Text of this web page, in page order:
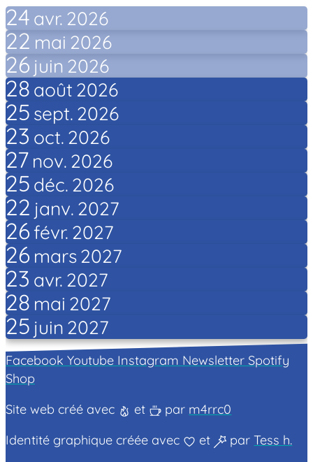
24 avr. 2026
22 mai 2026
26 juin 2026
28 août 2026
25 sept. 2026
23 oct. 2026
27 nov. 2026
25 déc. 2026
22 janv. 2027
26févr. 2027
26 mars2027
23 avr. 2027
28 mai 2027
25 juin 2027
Facebook Youtube Instagram Newsletter Spotify
Shop
Site web créé avec
et par m4rrc0
Identité graphique créée avec
et parTess h.